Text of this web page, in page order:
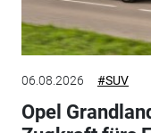
06.08.2026 #SUV
Opel